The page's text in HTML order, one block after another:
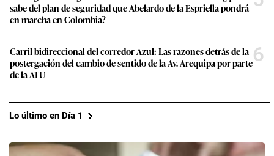
sabe del plan de seguridad que Abelardo de la Espriella pondrá
en marcha en Colombia?
Carril bidireccional del corredor Azul: Las razones detrás de la
postergación del cambio de sentido de la Av. Arequipa por parte
de la ATU
6
Lo último en Día 1